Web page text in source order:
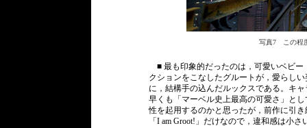
写真7 この程
■ 最も印象的だったのは，可愛いベビー
クションをこなしたグルートが，愛らし
に，結構手の込んだルックスである。キ
早くも「マーベル史上最高の可愛さ」と
性を起用するのかと思ったが，前作に引
「I am Groot!」だけなので，違和感は小さ